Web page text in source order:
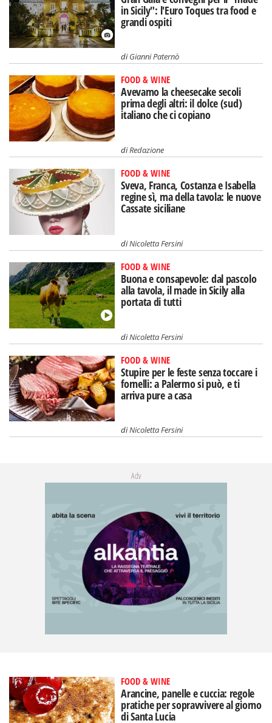
in Sicily": l'Euro Toques tra food e
grandi ospiti
diGianni Paternò
FOOD & WINE
Avevamo la cheesecake secoli
prima degli altri: il dolce (sud)
italiano che ci copiano
diRedazione
FOOD & WINE
Sveva, Franca, Costanza e Isabella
regine sì, ma della tavola: le nuove
Cassate siciliane
diNicoletta Fersini
FOOD & WINE
Buona e consapevole: dal pascolo
alla tavola, il made in Sicily alla
portata di tutti
diNicoletta Fersini
FOOD & WINE
Stupire per le feste senza toccare i
fornelli: a Palermo si può, e ti
arriva pure a casa
diNicoletta Fersini
Adv
FOOD & WINE
Arancine, panelle e cuccia: regole
pratiche per sopravvivere al giorno
di Santa Lucia